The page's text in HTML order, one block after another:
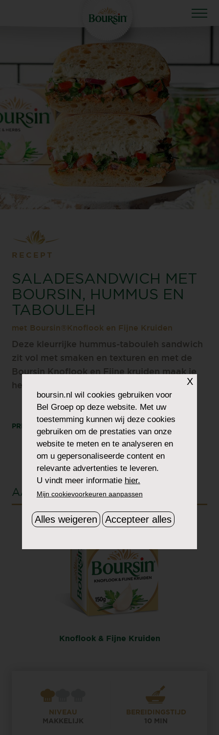
RECEPT
SALADESANDWICH MET
BOURSIN, HUMMUS EN
TABOULEH
met Boursin®Knoflook en Fijne Kruiden
Deze kleurrijke hummus-tabouleh sandwich
zit vol met smaken en texturen en met de
Boursin Knoflook en Fijne kruiden maak je
het helemaal af.
PRINT
AANBEVOLEN SMAAK
Knoflook & Fijne Kruiden
NIVEAU
MAKKELIJK
BEREIDINGSTIJD
10 MIN
X
boursin.nl wil cookies gebruiken voor
Bel Groep op deze website. Met uw
toestemming kunnen wij deze cookies
gebruiken om de prestaties van onze
website te meten en te analyseren en
om u gepersonaliseerde content en
relevante advertenties te leveren.
U vindt meer informatie hier.
Mijn cookievoorkeuren aanpassen
Alles weigeren Accepteer alles